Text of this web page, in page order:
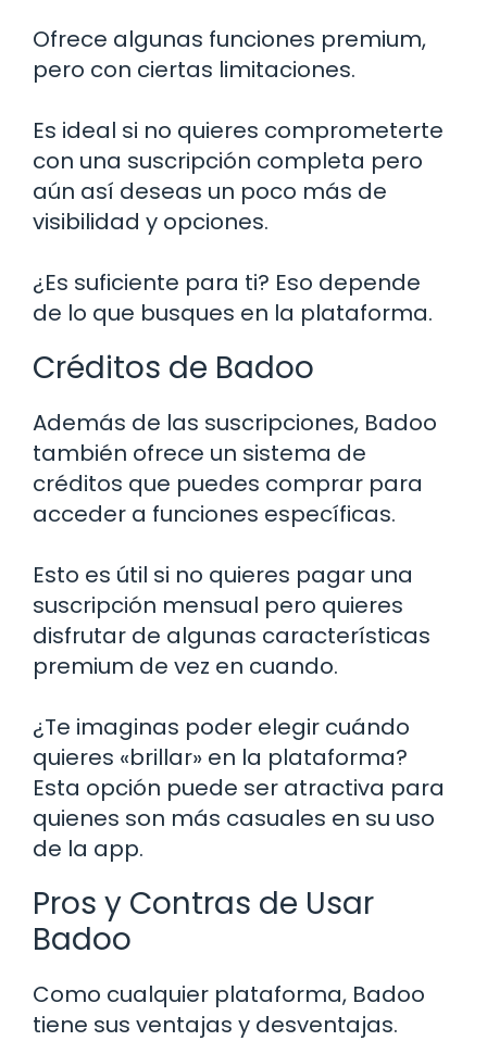
Ofrece algunas funciones premium,
pero con ciertas limitaciones.
Es ideal si no quieres comprometerte
con una suscripción completa pero
aún así deseas un poco más de
visibilidad y opciones.
¿Es suficiente para ti? Eso depende
de lo que busques en la plataforma.
Créditos de Badoo
Además de las suscripciones, Badoo
también ofrece un sistema de
créditos que puedes comprar para
acceder a funciones específicas.
Esto es útil si no quieres pagar una
suscripción mensual pero quieres
disfrutar de algunas características
premium de vez en cuando.
¿Te imaginas poder elegir cuándo
quieres «brillar» en la plataforma?
Esta opción puede ser atractiva para
quienes son más casuales en su uso
de la app.
Pros y Contras de Usar
Badoo
Como cualquier plataforma, Badoo
tiene sus ventajas y desventajas.